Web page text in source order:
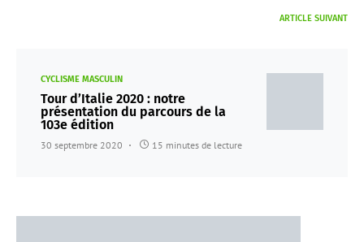
ARTICLE SUIVANT
CYCLISME MASCULIN
Tour d’Italie 2020 : notre
présentation du parcours de la
103e édition
30 septembre 2020 15 minutes de lecture